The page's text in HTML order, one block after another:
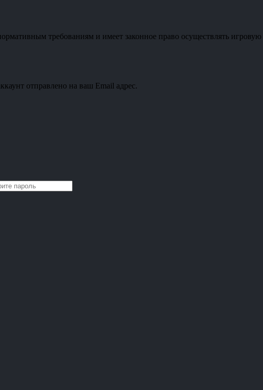
требованиям и имеет законное право осуществлять
отправлено на ваш Email адрес.